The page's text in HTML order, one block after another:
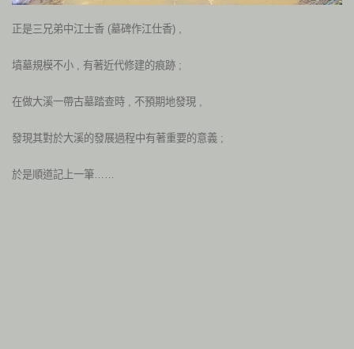
正是三兄弟中江士香 (墓碑作江仕香) ,
墳墓規模不小 , 有著近代修建的痕跡 ;
在做大溪一帶古墓踏查時 , 不預期地發現 ,
發現其對於大溪的發展過程中有著重要的意義 ;
於是順道記上一筆……